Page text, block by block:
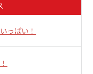
っぱい！